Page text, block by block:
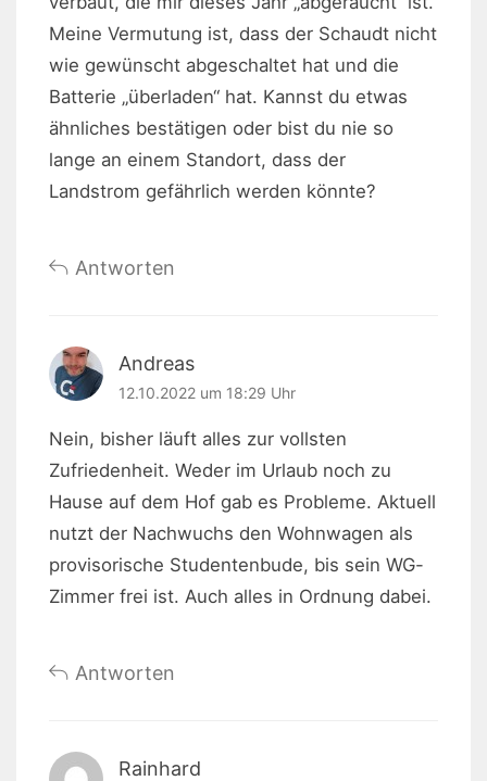
Meine Vermutung ist, dass der Schaudt nicht
wie gewünscht abgeschaltet hat und die
Batterie „überladen“ hat. Kannst du etwas
ähnliches bestätigen oder bist du nie so
lange an einem Standort, dass der
Landstrom gefährlich werden könnte?
Antworten
Andreas
12.10.2022 um 18:29 Uhr
Nein, bisher läuft alles zur vollsten
Zufriedenheit. Weder im Urlaub noch zu
Hause auf dem Hof gab es Probleme. Aktuell
nutzt der Nachwuchs den Wohnwagen als
provisorische Studentenbude, bis sein WG-
Zimmer frei ist. Auch alles in Ordnung dabei.
Antworten
Rainhard